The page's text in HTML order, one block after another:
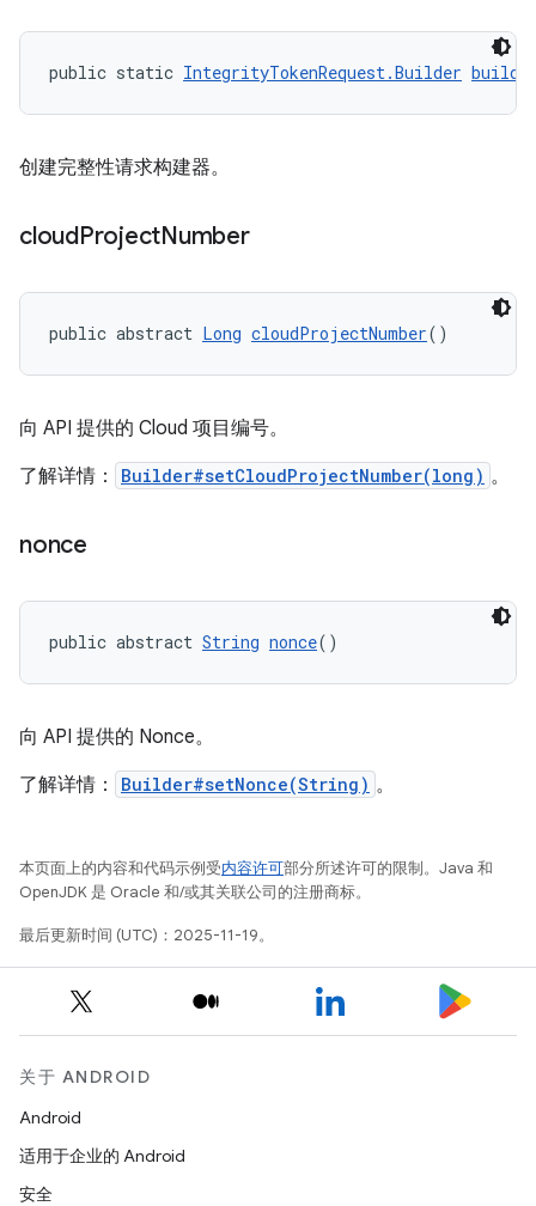
public static IntegrityTokenRequest.Builder
创建完整性请求构建器。
cloudProjectNumber
public abstract Long cloudProjectNumber()
向 API 提供的 Cloud 项目编号。
了解详情：
Builder#setCloudProjectNumber(long) 。
nonce
public abstract String nonce()
向 API 提供的 Nonce。
了解详情：
Builder#setNonce(String) 。
本页面上的内容和代码示例受内容许可部分所述许可的限制。Java 和
OpenJDK 是 Oracle 和/或其关联公司的注册商标。
最后更新时间 (UTC)：2025-11-19。
关于 ANDROID
Android
适用于企业的 Android
安全